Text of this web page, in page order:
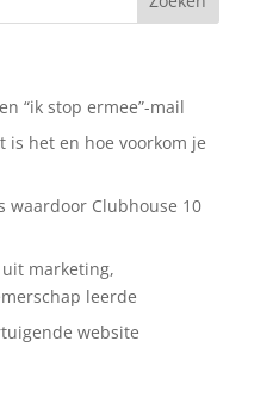
“ik stop ermee”-mail
is het en hoe voorkom je
waardoor Clubhouse 10
marketing,
leerde
website